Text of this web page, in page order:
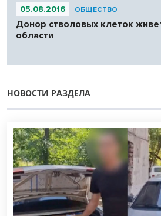
05.08.2016 ОБЩЕСТВО
Донор стволовых клеток
области
НОВОСТИ РАЗДЕЛА